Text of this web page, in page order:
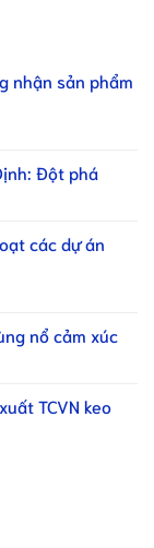
nhận sản phẩm
Đột phá
các dự án
nổ cảm xúc
TCVN keo